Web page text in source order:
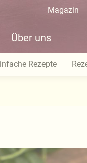
Magazin
Über uns
Rezepte